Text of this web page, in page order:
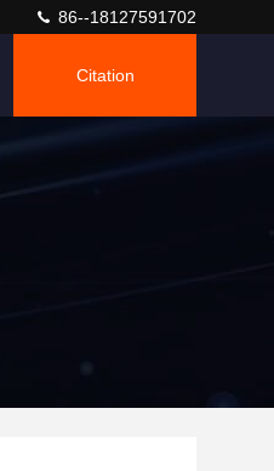
86--18127591702
Citation